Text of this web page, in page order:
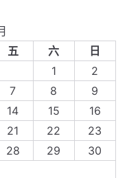
r
c
h
f
o
r
:
五 六
日
1
2
7 8
9
14 15
16
21 22
23
28 29
30